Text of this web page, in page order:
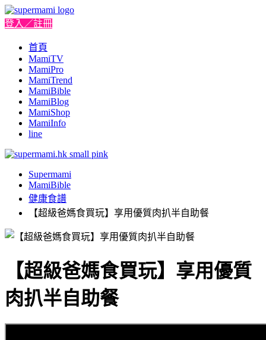
登入／註冊
首頁
MamiTV
MamiPro
MamiTrend
MamiBible
MamiBlog
MamiShop
MamiInfo
line
Supermami
MamiBible
健康食譜
【超級爸媽食買玩】享用優質肉扒半自助餐
【超級爸媽食買玩】享用優質
肉扒半自助餐